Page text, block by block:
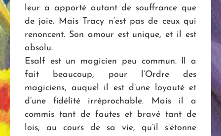
leur a apporté autant de souffrance que
de joie. Mais Tracy n’est pas de ceux qui
renoncent. Son amour est unique, et il est
absolu.
Esalf est un magicien peu commun. Il a
fait beaucoup, pour l’Ordre des
magiciens, auquel il est d’une loyauté et
d’une fidélité irréprochable. Mais il a
commis tant de fautes et bravé tant de
lois, au cours de sa vie, qu’il s’étonne